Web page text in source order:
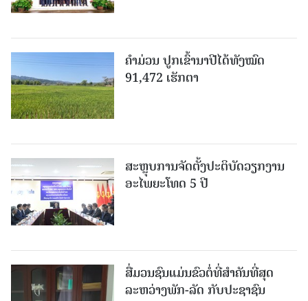
ຄໍາມ່ວນ ປູກເຂົ້ານາປີໄດ້ທັງໝົດ
91,472 ເຮັກຕາ
ສະຫຼຸບການຈັດຕັ້ງປະຕິບັດວຽກງານ
ອະໄພຍະໂທດ 5 ປີ
ສື່ມວນຊົນແມ່ນຂົວຕໍ່ທີ່ສໍາຄັນທີ່ສຸດ
ລະຫວ່າງພັກ-ລັດ ກັບປະຊາຊົນ